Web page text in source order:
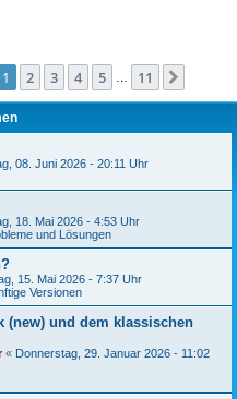
1von 11
1 2 3 4 5 11
08. Juni 2026 - 20:11 Uhr
18. Mai 2026 - 4:53 Uhr
und Lösungen
15. Mai 2026 - 7:37 Uhr
Versionen
(new) und dem klassischen
« Donnerstag, 29. Januar 2026 - 11:02